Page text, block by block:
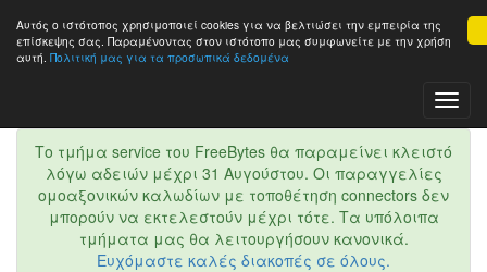
Αυτός ο ιστότοπος χρησιμοποιεί cookies για να βελτιώσει την εμπειρία της
επίσκεψης σας. Παραμένοντας στον ιστότοπo μας συμφωνείτε με την χρήση
αυτή. Πολιτική μας για τα προσωπικά δεδομένα
Το τμήμα service του FreeBytes θα παραμείνει κλειστό
λόγω αδειών μέχρι 31 Αυγούστου. Οι παραγγελίες
ομοαξονικών καλωδίων με τοποθέτηση connectors δεν
μπορούν να εκτελεστούν μέχρι τότε. Τα υπόλοιπα
τμήματα μας θα λειτουργήσουν κανονικά.
Ευχόμαστε καλές διακοπές σε όλους.